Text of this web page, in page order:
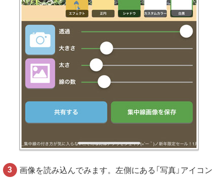
画像を読み込んでみます。左側にある「写真」アイコン